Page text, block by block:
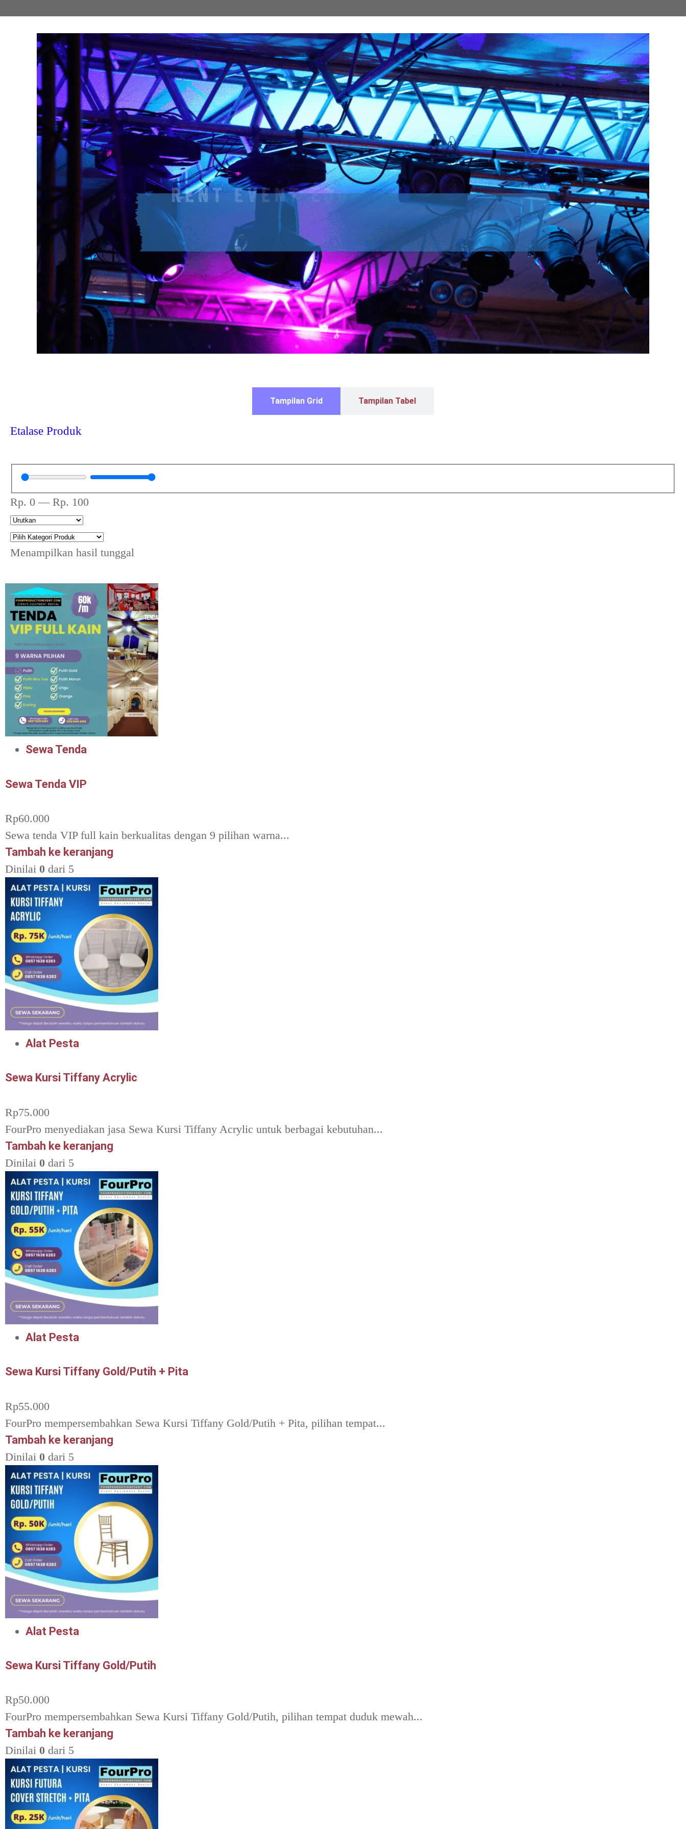
Tampilan Grid Tampilan Tabel
Etalase Produk
Rp. 0 — Rp. 100
Menampilkan hasil tunggal
Sewa Tenda
Sewa Tenda VIP
Rp60.000
Sewa tenda VIP full kain berkualitas dengan 9 pilihan warna...
Tambah ke keranjang
Dinilai 0 dari 5
Alat Pesta
Sewa Kursi Tiffany Acrylic
Rp75.000
FourPro menyediakan jasa Sewa Kursi Tiffany Acrylic untuk berbagai kebutuhan...
Tambah ke keranjang
Dinilai 0 dari 5
Alat Pesta
Sewa Kursi Tiffany Gold/Putih + Pita
Rp55.000
FourPro mempersembahkan Sewa Kursi Tiffany Gold/Putih + Pita, pilihan tempat...
Tambah ke keranjang
Dinilai 0 dari 5
Alat Pesta
Sewa Kursi Tiffany Gold/Putih
Rp50.000
FourPro mempersembahkan Sewa Kursi Tiffany Gold/Putih, pilihan tempat duduk mewah...
Tambah ke keranjang
Dinilai 0 dari 5